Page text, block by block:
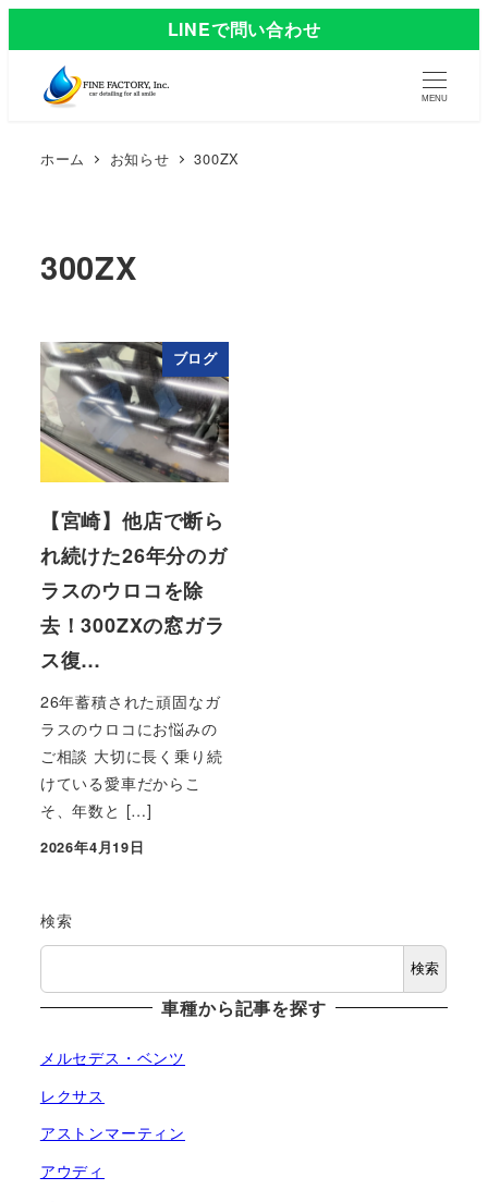
LINEで問い合わせ
MENU
ホーム お知らせ 300ZX
300ZX
ブログ
【宮崎】他店で断ら
れ続けた26年分のガ
ラスのウロコを除
去！300ZXの窓ガラ
ス復…
26年蓄積された頑固なガ
ラスのウロコにお悩みの
ご相談 大切に長く乗り続
けている愛車だからこ
そ、年数と […]
投稿日
2026年4月19日
検索
検索
車種から記事を探す
メルセデス・ベンツ
レクサス
アストンマーティン
アウディ